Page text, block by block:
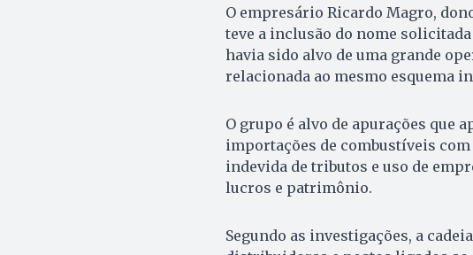
O empresário Ricardo Magro,
teve a inclusão do nome
havia sido alvo de uma grande
relacionada ao mesmo esquema
O grupo é alvo de apurações que
importações de combustíveis
indevida de tributos e uso de
lucros e patrimônio.
Segundo as investigações, a